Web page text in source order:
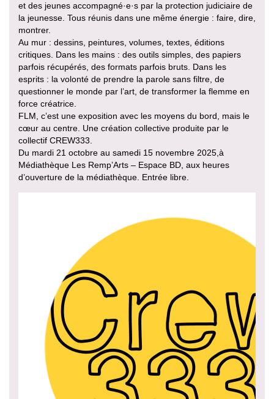
et des jeunes accompagné·e·s par la protection judiciaire de
la jeunesse. Tous réunis dans une même énergie : faire, dire,
montrer.
Au mur : dessins, peintures, volumes, textes, éditions
critiques. Dans les mains : des outils simples, des papiers
parfois récupérés, des formats parfois bruts. Dans les
esprits : la volonté de prendre la parole sans filtre, de
questionner le monde par l’art, de transformer la flemme en
force créatrice.
FLM, c’est une exposition avec les moyens du bord, mais le
cœur au centre. Une création collective produite par le
collectif CREW333.
Du mardi 21 octobre au samedi 15 novembre 2025,à
Médiathèque Les Remp’Arts – Espace BD, aux heures
d’ouverture de la médiathèque. Entrée libre.